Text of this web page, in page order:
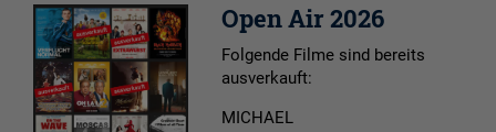
Open Air 2026
Folgende Filme sind bereits
ausverkauft:
MICHAEL